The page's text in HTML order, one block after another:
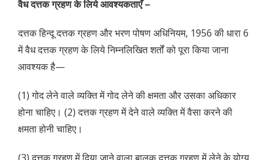
वैध दत्तक ग्रहण के लिये आवश्यकताएँ –
दत्तक हिन्दू दत्तक ग्रहण और भरण पोषण अधिनियम, 1956 की धारा 6
में वैध दत्तक ग्रहण के लिये निम्नलिखित शर्तों को पूरा किया जाना
आवश्यक है—
(1) गोद लेने वाले व्यक्ति में गोद लेने की क्षमता और उसका अधिकार
होना चाहिए। (2) दत्तक ग्रहण में देने वाले व्यक्ति में वैसा करने की
क्षमता होनी चाहिए।